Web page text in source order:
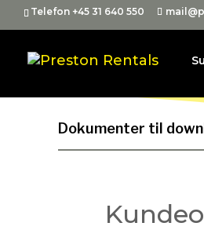
Telefon +45 31 640 550
Dokumenter til